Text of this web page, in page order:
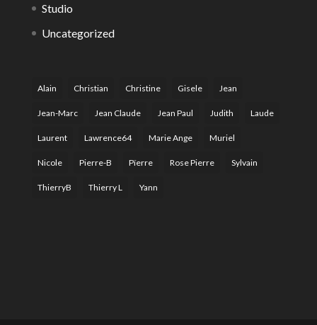
Studio
Uncategorized
Alain Christian Christine Gisele Jean
Jean-Marc Jean Claude Jean Paul Judith Laude
Laurent Lawrence64 Marie Ange Muriel
Nicole Pierre-B Pïerre Rose Pierre Sylvain
ThierryB Thierry L Yann